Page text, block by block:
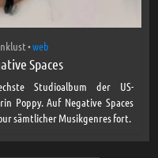
•web
Spaces
Studioalbum der US-
Poppy. Auf Negative Spaces
sämtlicher Musikgenres fort.